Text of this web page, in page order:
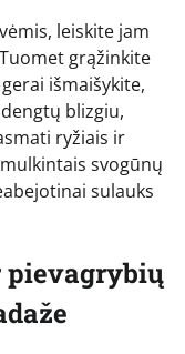
leiskite jam
grąžinkite
išmaišykite,
blizgiu,
ryžiais ir
svogūnų
sulauks
pievagrybių